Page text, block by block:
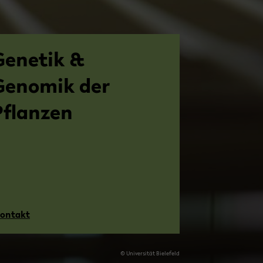
&
der
© Uni­ver­si­tät Bie­le­feld